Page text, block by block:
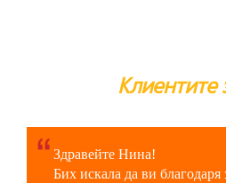
Клиентите
Здравейте Нина!
Бих искала да ви благодаря